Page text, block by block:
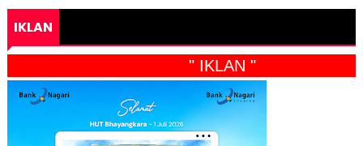
IKLAN
" IKLAN "